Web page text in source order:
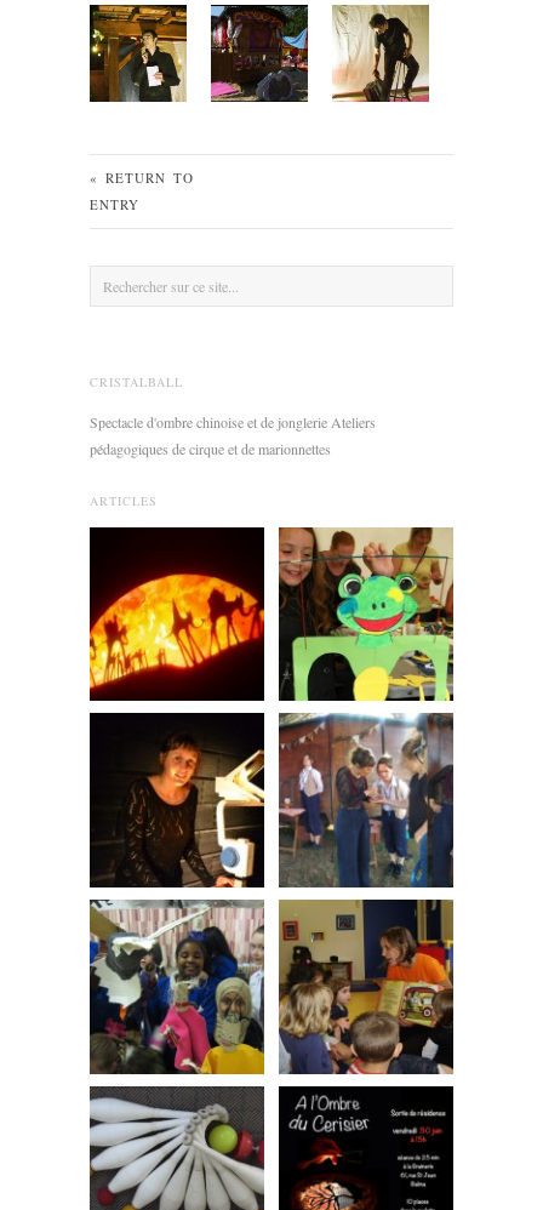
« RETURN TO
ENTRY
CRISTALBALL
Spectacle d'ombre chinoise et de jonglerie Ateliers
pédagogiques de cirque et de marionnettes
ARTICLES